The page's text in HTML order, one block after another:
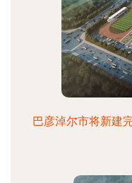
巴彦淖尔市将新建